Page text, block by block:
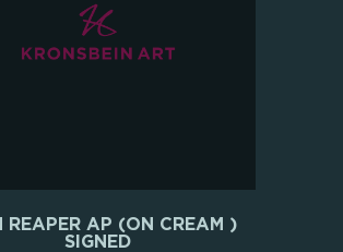
REAPER AP (ON CREAM )
SIGNED